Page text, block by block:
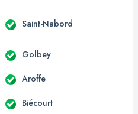
Saint-Nabord
Golbey
Aroffe
Biécourt